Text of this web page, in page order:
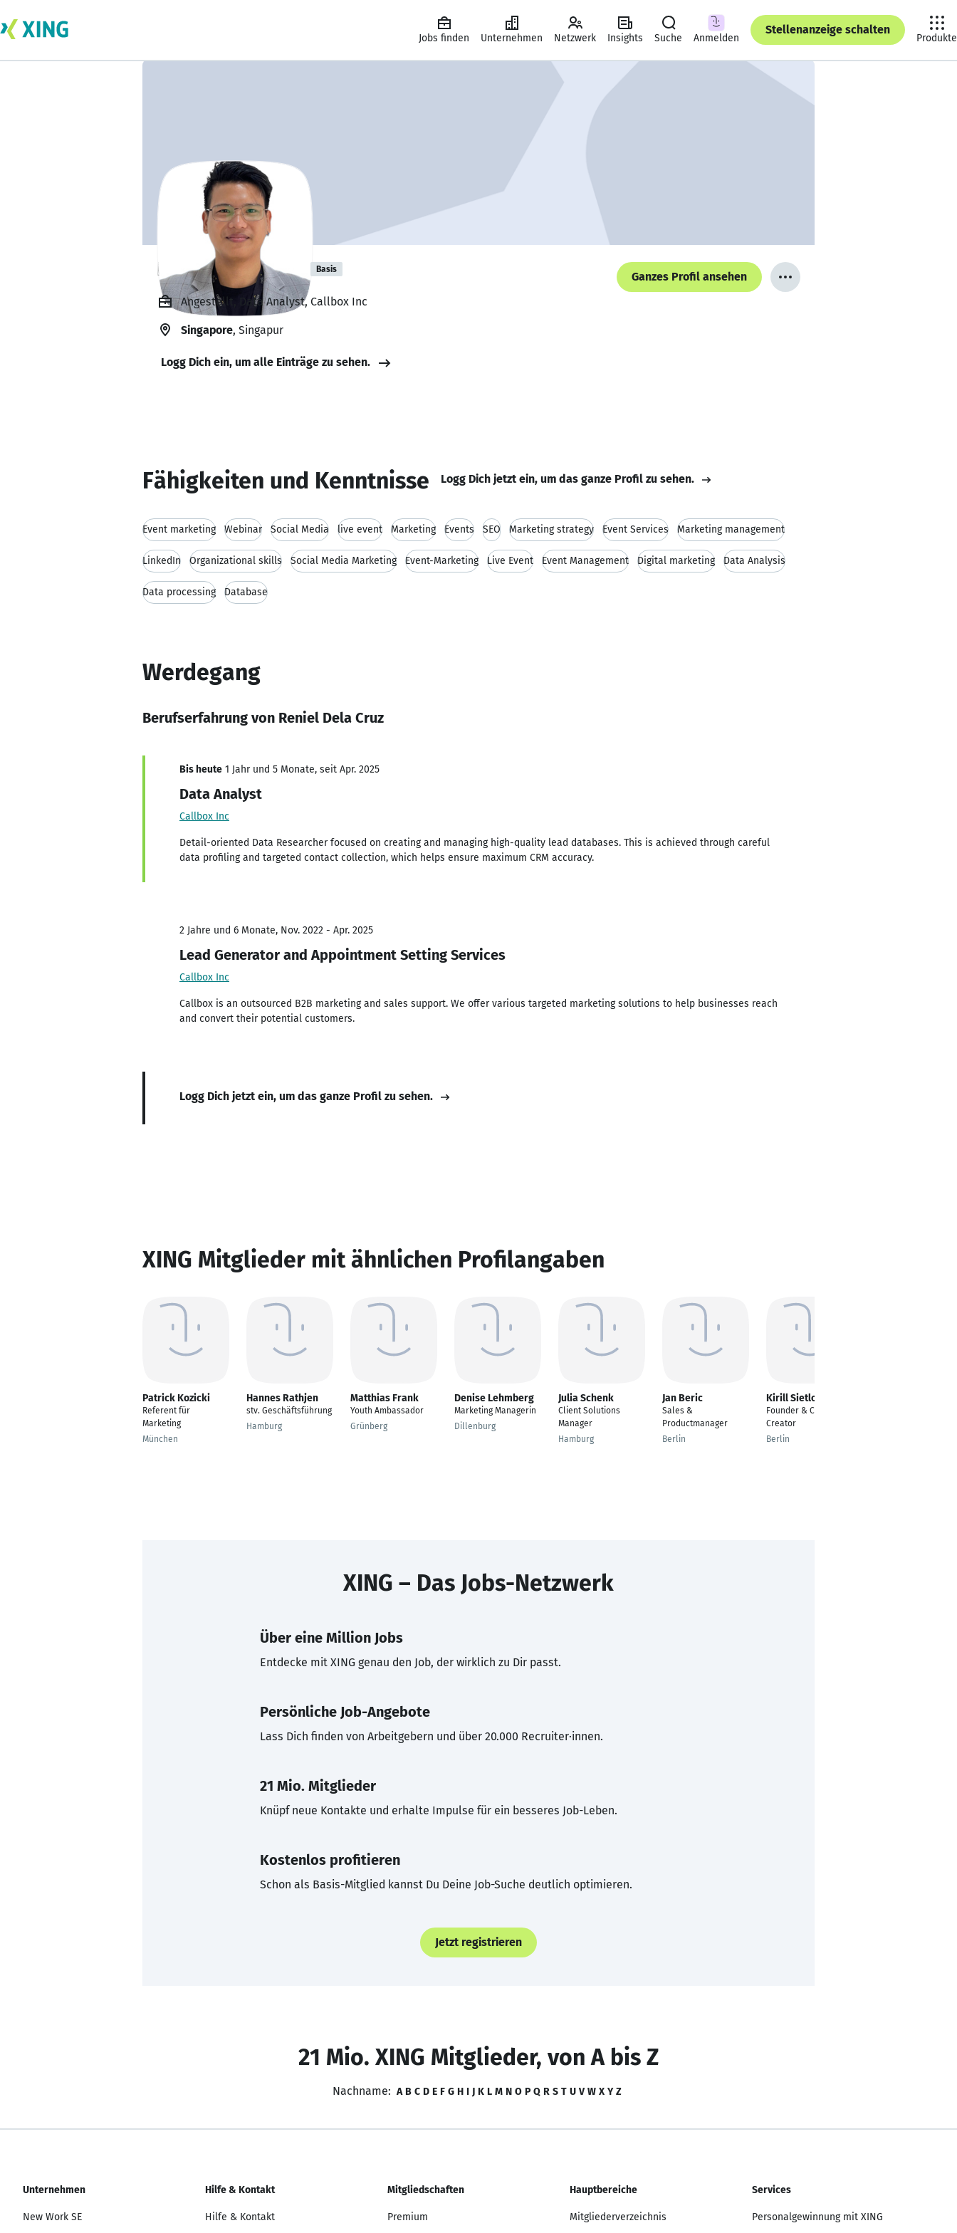
Jobs finden Unternehmen Netzwerk Insights Suche Anmelden
Stellenanzeige schalten
Produkte
Reniel Dela Cruz Basis
Ganzes Profil ansehen
Angestellt, Data Analyst, Callbox Inc
Singapore, Singapur
Logg Dich ein, um alle Einträge zu sehen.
Fähigkeiten und Kenntnisse Logg Dich jetzt ein, um das ganze Profil zu sehen.
Event marketing Webinar Social Media live event Marketing Events SEO Marketing strategy Event Services Marketing management
LinkedIn Organizational skills Social Media Marketing Event-Marketing Live Event Event Management Digital marketing Data Analysis
Data processing Database
Werdegang
Berufserfahrung von Reniel Dela Cruz
Bis heute 1 Jahr und 5 Monate, seit Apr. 2025
Data Analyst
Callbox Inc
Detail-oriented Data Researcher focused on creating and managing high-quality lead databases. This is achieved through careful
data profiling and targeted contact collection, which helps ensure maximum CRM accuracy.
2 Jahre und 6 Monate, Nov. 2022 - Apr. 2025
Lead Generator and Appointment Setting Services
Callbox Inc
Callbox is an outsourced B2B marketing and sales support. We offer various targeted marketing solutions to help businesses reach
and convert their potential customers.
Logg Dich jetzt ein, um das ganze Profil zu sehen.
XING Mitglieder mit ähnlichen Profilangaben
Patrick Kozicki
Referent für
Marketing
München
Hannes Rathjen
stv. Geschäftsführung
Hamburg
Matthias Frank
Youth Ambassador
Grünberg
Denise Lehmberg
Marketing Managerin
Dillenburg
Julia Schenk
Client Solutions
Manager
Hamburg
Jan Beric
Sales &
Productmanager
Berlin
Kirill Sietlov
Founder & Content
Creator
Berlin
XING – Das Jobs-Netzwerk
Über eine Million Jobs
Entdecke mit XING genau den Job, der wirklich zu Dir passt.
Persönliche Job-Angebote
Lass Dich finden von Arbeitgebern und über 20.000 Recruiter·innen.
21 Mio. Mitglieder
Knüpf neue Kontakte und erhalte Impulse für ein besseres Job-Leben.
Kostenlos profitieren
Schon als Basis-Mitglied kannst Du Deine Job-Suche deutlich optimieren.
Jetzt registrieren
21 Mio. XING Mitglieder, von A bis Z
Nachname: A B C D E F G H I J K L M N O P Q R S T U V W X Y Z
Unternehmen
New Work SE
Hilfe & Kontakt
Hilfe & Kontakt
Mitgliedschaften
Premium
Hauptbereiche
Mitgliederverzeichnis
Services
Personalgewinnung mit XING